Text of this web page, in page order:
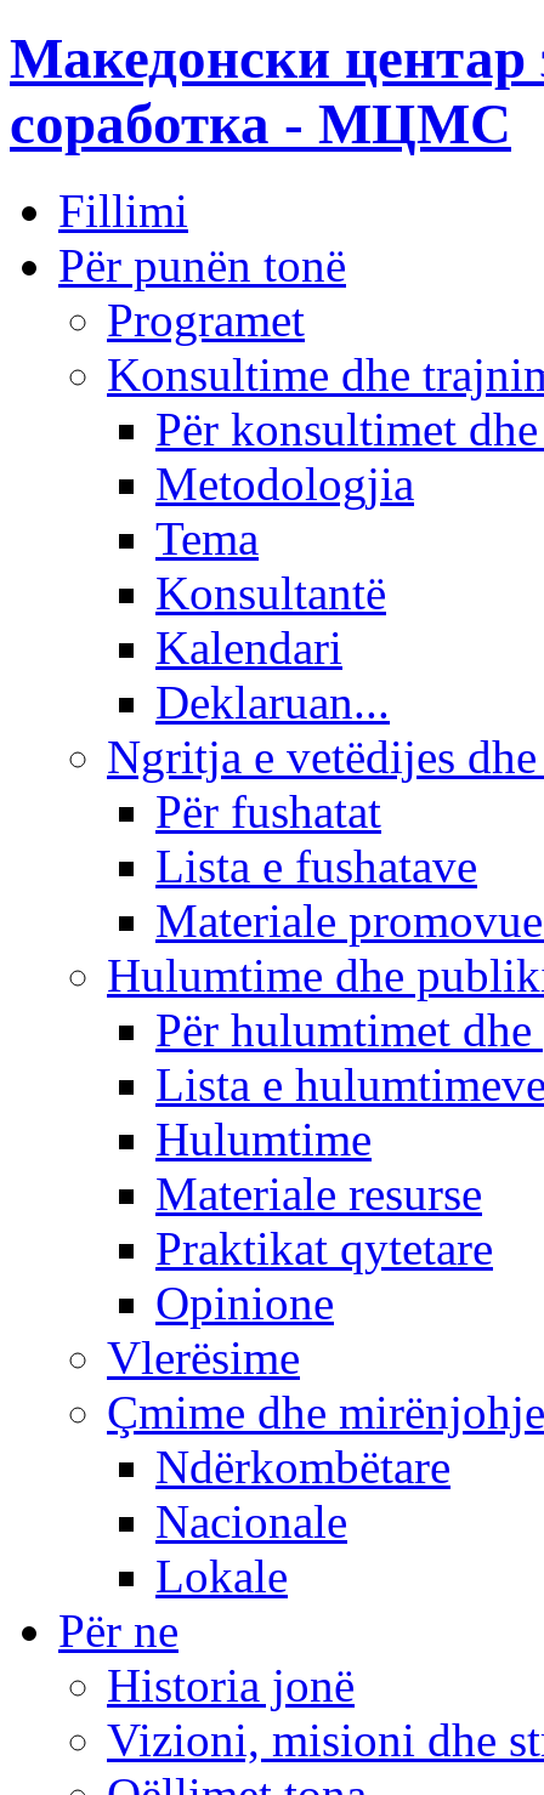
Македонски центар
соработка - МЦМС
Fillimi
Për punën tonë
Programet
Konsultime dhe
Për konsultimet
Metodologjia
Tema
Konsultantë
Kalendari
Deklaruan...
Ngritja e vetëdijes
Për fushatat
Lista e fushatave
Materiale
Hulumtime dhe
Për hulumtimet
Lista e
Hulumtime
Materiale resurse
Praktikat qytetare
Opinione
Vlerësime
Çmime dhe mirënjohje
Ndërkombëtare
Nacionale
Lokale
Për ne
Historia jonë
Vizioni, misioni dhe